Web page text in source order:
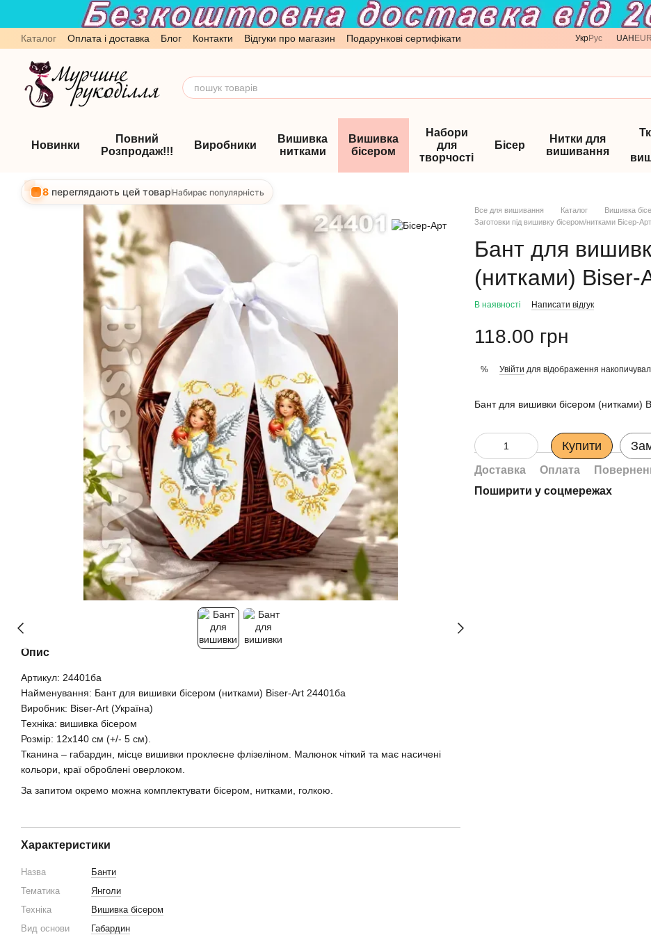
Перейти до основного контенту
Каталог Оплата і доставка Блог Контакти Відгуки про магазин
Подарункові сертифікати
Обмін та повернення
Угода користувача
УкрРус UAH EUR
Новинки
Повний
Розпродаж!!!
Виробники
Вишивка
нитками
Вишивка
бісером
Набори
для
творчості
Бісер
Нитки для
вишивання
8 переглядають цей товарНабирає популярність
Опис
Артикул: 24401ба
Найменування: Бант для вишивки бісером (нитками) Biser-Art 24401ба
Виробник: Biser-Art (Україна)
Техніка: вишивка бісером
Розмір: 12х140 см (+/- 5 см).
Тканина – габардин, місце вишивки проклеєне флізеліном. Малюнок чіткий та має насичені
кольори, краї оброблені оверлоком.
За запитом окремо можна комплектувати бісером, нитками, голкою.
Характеристики
Назва
Банти
Тематика
Янголи
Техніка
Вишивка бісером
Вид основи
Габардин
Все для вишивання Каталог Вишивка
Заготовки під вишивку бісером/нитками Бісер-Арт
Бант для
(нитками) Biser-
В наявності Написати відгук
118.00 грн
% Увійти для відображення
Бант для вишивки бісером (нитками)
Купити
Доставка Оплата
Поширити у соцмережах